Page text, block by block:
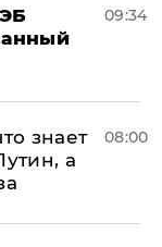
09:34
знает
а
08:00